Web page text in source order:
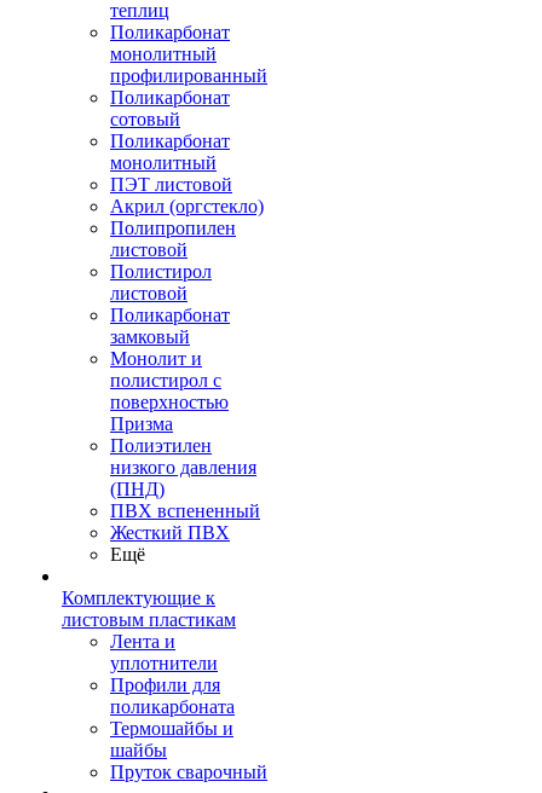
теплиц
Поликарбонат
монолитный
профилированный
Поликарбонат
сотовый
Поликарбонат
монолитный
ПЭТ листовой
Акрил (оргстекло)
Полипропилен
листовой
Полистирол
листовой
Поликарбонат
замковый
Монолит и
полистирол с
поверхностью
Призма
Полиэтилен
низкого давления
(ПНД)
ПВХ вспененный
Жесткий ПВХ
Ещё
Комплектующие к
листовым пластикам
Лента и
уплотнители
Профили для
поликарбоната
Термошайбы и
шайбы
Пруток сварочный